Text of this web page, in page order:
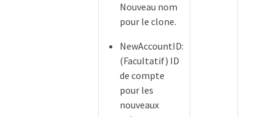
Nouveau nom
pour le clone.
NewAccountID:
(Facultatif) ID
de compte
pour les
nouveaux